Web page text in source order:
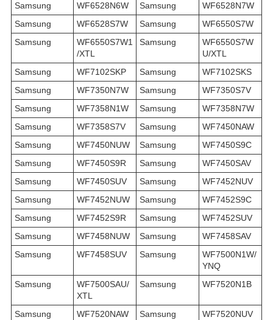
Samsung
WF6528N6W Samsung
WF6528N7W
Samsung
WF6528S7W Samsung
WF6550S7W
Samsung
WF6550S7W1
/XTL
Samsung
WF6550S7W
U/XTL
Samsung
WF7102SKP Samsung
WF7102SKS
Samsung
WF7350N7W Samsung
WF7350S7V
Samsung
WF7358N1W Samsung
WF7358N7W
Samsung
WF7358S7V Samsung
WF7450NAW
Samsung
WF7450NUW Samsung
WF7450S9C
Samsung
WF7450S9R Samsung
WF7450SAV
Samsung
WF7450SUV Samsung
WF7452NUV
Samsung
WF7452NUW Samsung
WF7452S9C
Samsung
WF7452S9R Samsung
WF7452SUV
Samsung
WF7458NUW Samsung
WF7458SAV
Samsung
WF7458SUV Samsung
WF7500N1W/
YNQ
Samsung
WF7500SAU/
XTL
Samsung WF7520N1B
Samsung WF7520NAW Samsung
WF7520NUV